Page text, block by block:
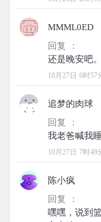
MMML0ED
回复 ：
10月27日 6时57
追梦的肉球
回复 ：
10月27日 7时48
陈小疯
回复 ：
嘿嘿，说到